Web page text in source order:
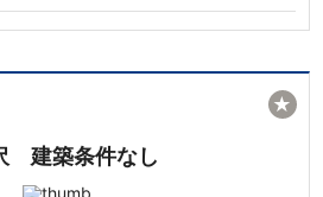
建築条件なし
★